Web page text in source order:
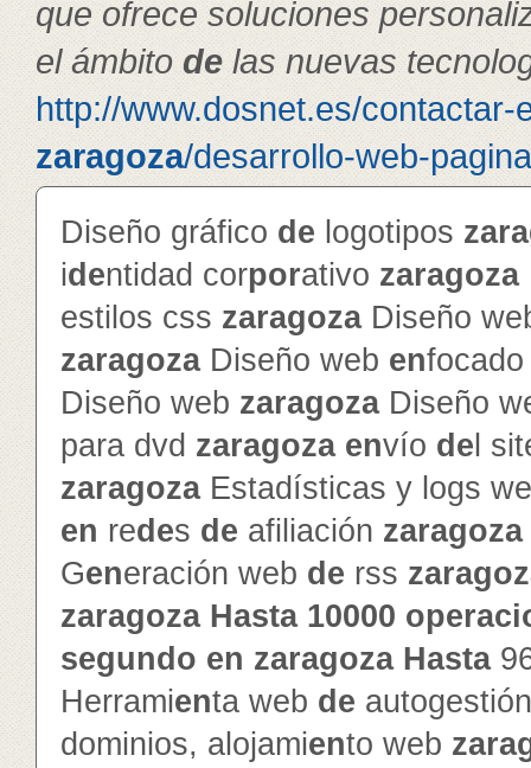
que ofrece soluciones
el ámbito delas nuevas
http://www.dosnet.es/contactar-
zaragoza/desarrollo-web-
Diseño gráfico de logotipos
identidad corporativo zaragoza
estilos css zaragozaDiseño
zaragozaDiseño web en
Diseño web zaragozaDiseño
para dvd zaragoza envío de l
zaragozaEstadísticas y logs
en redes de afiliación zaragoza
Generación web de rss
zaragoza Hasta 10000
segundo en zaragoza Hasta
Herramienta web de
dominios, alojamiento web